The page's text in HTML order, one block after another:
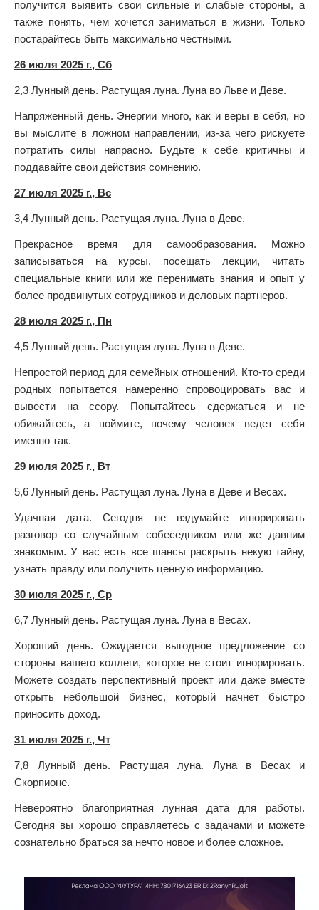
получится выявить свои сильные и слабые стороны, а
также понять, чем хочется заниматься в жизни. Только
постарайтесь быть максимально честными.
26 июля 2025 г., Сб
2,3 Лунный день. Растущая луна. Луна во Льве и Деве.
Напряженный день. Энергии много, как и веры в себя, но
вы мыслите в ложном направлении, из-за чего рискуете
потратить силы напрасно. Будьте к себе критичны и
поддавайте свои действия сомнению.
27 июля 2025 г., Вс
3,4 Лунный день. Растущая луна. Луна в Деве.
Прекрасное время для самообразования. Можно
записываться на курсы, посещать лекции, читать
специальные книги или же перенимать знания и опыт у
более продвинутых сотрудников и деловых партнеров.
28 июля 2025 г., Пн
4,5 Лунный день. Растущая луна. Луна в Деве.
Непростой период для семейных отношений. Кто-то среди
родных попытается намеренно спровоцировать вас и
вывести на ссору. Попытайтесь сдержаться и не
обижайтесь, а поймите, почему человек ведет себя
именно так.
29 июля 2025 г., Вт
5,6 Лунный день. Растущая луна. Луна в Деве и Весах.
Удачная дата. Сегодня не вздумайте игнорировать
разговор со случайным собеседником или же давним
знакомым. У вас есть все шансы раскрыть некую тайну,
узнать правду или получить ценную информацию.
30 июля 2025 г., Ср
6,7 Лунный день. Растущая луна. Луна в Весах.
Хороший день. Ожидается выгодное предложение со
стороны вашего коллеги, которое не стоит игнорировать.
Можете создать перспективный проект или даже вместе
открыть небольшой бизнес, который начнет быстро
приносить доход.
31 июля 2025 г., Чт
7,8 Лунный день. Растущая луна. Луна в Весах и
Скорпионе.
Невероятно благоприятная лунная дата для работы.
Сегодня вы хорошо справляетесь с задачами и можете
сознательно браться за нечто новое и более сложное.